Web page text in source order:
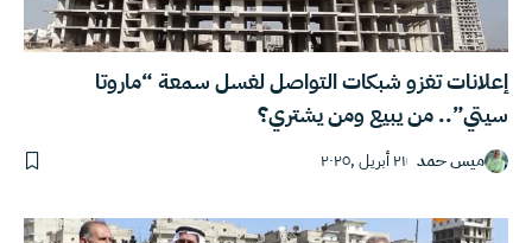
إعلانات تغزو شبكات التواصل لغسل سمعة “ماروتا
سيتي”.. من يبيع ومن يشتري؟
ميس حمد ٢١ أبريل ,٢٠٢٥